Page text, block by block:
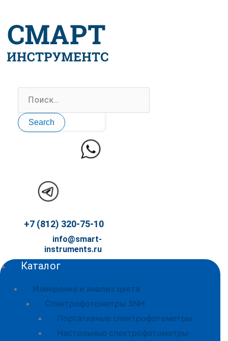
Search
+7 (812) 320-75-10
info@smart-
instruments.ru
Каталог
Измерение и анализ цвета
Спектрофотометры 3NH
Портативные спектрофотометры
Настольные спектрофотометры